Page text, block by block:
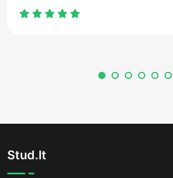
Stud.lt